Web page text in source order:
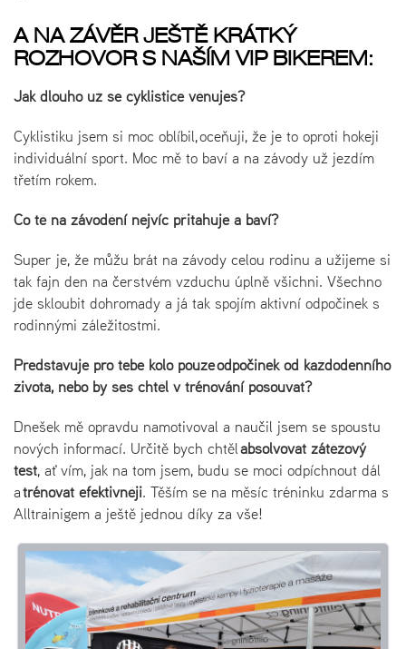
A NA ZÁVĚR JEŠTĚ KRÁTKÝ
ROZHOVOR S NAŠÍM VIP BIKEREM:
Jak dlouho už se cyklistice věnuješ?
Cyklistiku jsem si moc oblíbil, oceňuji, že je to oproti hokeji
individuální sport. Moc mě to baví a na závody už jezdím
třetím rokem.
Co tě na závodění nejvíc přitahuje a baví?
Super je, že můžu brát na závody celou rodinu a užijeme si
tak fajn den na čerstvém vzduchu úplně všichni. Všechno
jde skloubit dohromady a já tak spojím aktivní odpočinek s
rodinnými záležitostmi.
Představuje pro tebe kolo pouze odpočinek od každodenního
života, nebo by ses chtěl v trénování posouvat?
Dnešek mě opravdu namotivoval a naučil jsem se spoustu
nových informací. Určitě bych chtělabsolvovat zátěžový
test, ať vím, jak na tom jsem, budu se moci odpíchnout dál
atrénovat efektivněji. Těším se na měsíc tréninku zdarma s
Alltrainigem a ještě jednou díky za vše!